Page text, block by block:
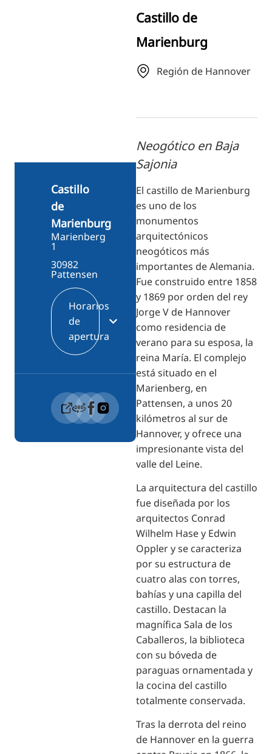
Castillo de
Marienburg
Región de Hannover
Neogótico en Baja
Sajonia
El castillo de Marienburg
es uno de los
monumentos
arquitectónicos
neogóticos más
importantes de Alemania.
Fue construido entre 1858
y 1869 por orden del rey
Jorge V de Hannover
como residencia de
verano para su esposa, la
reina María. El complejo
está situado en el
Marienberg, en
Pattensen, a unos 20
kilómetros al sur de
Hannover, y ofrece una
impresionante vista del
valle del Leine.
La arquitectura del castillo
fue diseñada por los
arquitectos Conrad
Wilhelm Hase y Edwin
Oppler y se caracteriza
por su estructura de
cuatro alas con torres,
bahías y una capilla del
castillo. Destacan la
magnífica Sala de los
Caballeros, la biblioteca
con su bóveda de
paraguas ornamentada y
la cocina del castillo
totalmente conservada.
Tras la derrota del reino
de Hannover en la guerra
Castillo
de
Marienburg
Marienberg
1
30982
Pattensen
Horarios
de
apertura